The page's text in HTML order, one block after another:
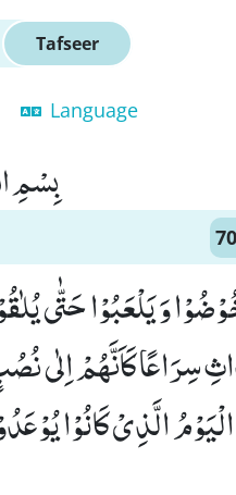
Tafseer
Language
بِسْمِ
الَّذِیْ كَانُوْا